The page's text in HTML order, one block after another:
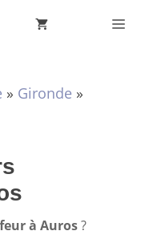
» Gironde »
à Auros?